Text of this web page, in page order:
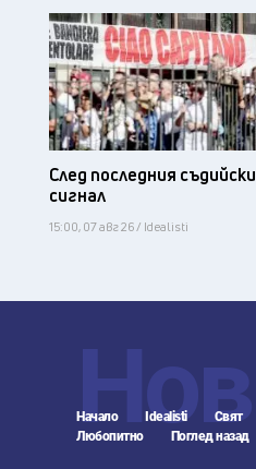
След последния съдийски
сигнал
15:00, 07 авг 26 / Idealisti
Начало Idealisti Свят
Любопитно
Поглед назад